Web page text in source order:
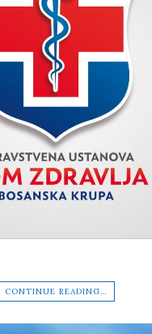
CONTINUE READING…